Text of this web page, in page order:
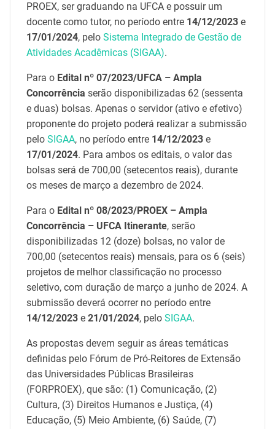
PROEX, ser graduando na UFCA e possuir um
docente como tutor, no período entre 14/12/2023e
17/01/2024, pelo Sistema Integrado de Gestão de
Atividades Acadêmicas (SIGAA).
Para o Edital nº 07/2023/UFCA – Ampla
Concorrência serão disponibilizadas 62 (sessenta
e duas) bolsas. Apenas o servidor (ativo e efetivo)
proponente do projeto poderá realizar a submissão
pelo SIGAA, no período entre 14/12/2023e
17/01/2024. Para ambos os editais, o valor das
bolsas será de 700,00 (setecentos reais), durante
os meses de março a dezembro de 2024.
Para o Edital nº 08/2023/PROEX– Ampla
Concorrência – UFCA Itinerante, serão
disponibilizadas 12 (doze) bolsas, no valor de
700,00 (setecentos reais) mensais, para os 6 (seis)
projetos de melhor classificação no processo
seletivo, com duração de março a junho de 2024. A
submissão deverá ocorrer no período entre
14/12/2023e 21/01/2024, pelo SIGAA.
As propostas devem seguir as áreas temáticas
definidas pelo Fórum de Pró-Reitores de Extensão
das Universidades Públicas Brasileiras
(FORPROEX), que são: (1) Comunicação, (2)
Cultura, (3) Direitos Humanos e Justiça, (4)
Educação, (5) Meio Ambiente, (6) Saúde, (7)